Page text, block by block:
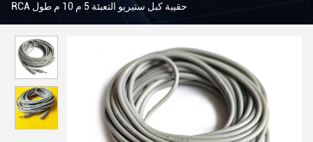
RCA حقيبة كبل ستيريو التعبئة 5 م 10 م طول